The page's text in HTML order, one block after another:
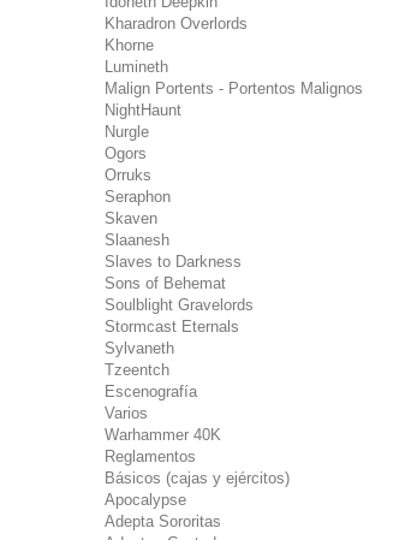
Kharadron Overlords
Khorne
Lumineth
Malign Portents - Portentos Malignos
NightHaunt
Nurgle
Ogors
Orruks
Seraphon
Skaven
Slaanesh
Slaves to Darkness
Sons of Behemat
Soulblight Gravelords
Stormcast Eternals
Sylvaneth
Tzeentch
Escenografía
Varios
Warhammer 40K
Reglamentos
Básicos (cajas y ejércitos)
Apocalypse
Adepta Sororitas